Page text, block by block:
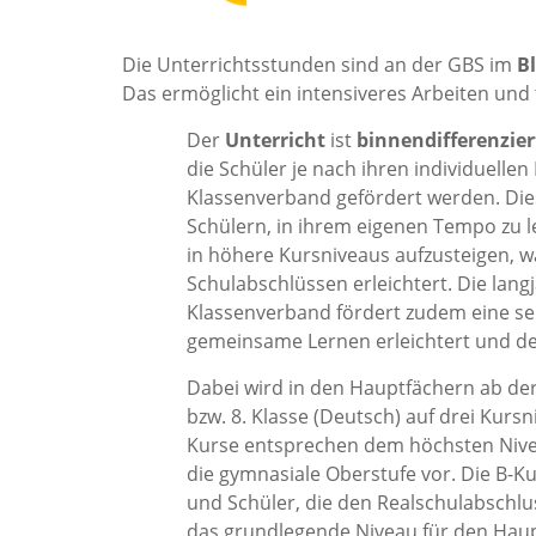
Die Unterrichtsstunden sind an der GBS im
Das ermöglicht ein intensiveres Arbeiten
Der Unterricht ist
die Schüler je nach ihren
Klassenverband gefördert werden.
Schülern, in ihrem eigenen Tempo
in höhere Kursniveaus aufzusteigen,
Schulabschlüssen erleichtert. Die
Klassenverband fördert zudem eine
gemeinsame Lernen erleichtert und
Dabei wird in den Hauptfächern ab
bzw. 8. Klasse (Deutsch) auf drei
Kurse entsprechen dem höchsten
die gymnasiale Oberstufe vor. Die B-
und Schüler, die den